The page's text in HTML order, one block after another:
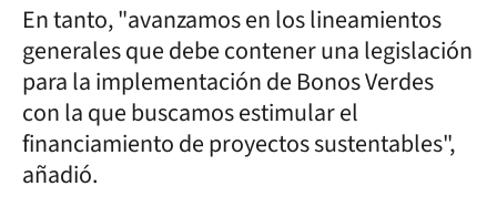
En tanto, "avanzamos en los lineamientos
generales que debe contener una legislación
para la implementación de Bonos Verdes
con la que buscamos estimular el
financiamiento de proyectos sustentables",
añadió.